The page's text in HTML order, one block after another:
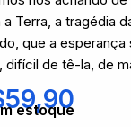
a Terra, a tragédia
que a
difícil de tê-la, de
59,90
estoque